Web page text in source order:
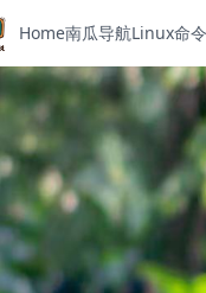
Home南瓜导航Linux命